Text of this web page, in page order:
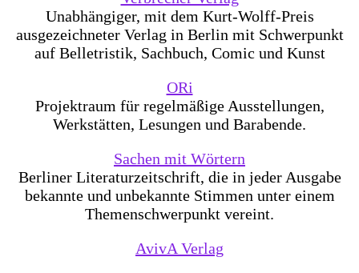
Unabhängiger, mit dem Kurt-Wolff-Preis
ausgezeichneter Verlag in Berlin mit Schwerpunkt
auf Belletristik, Sachbuch, Comic und Kunst
ORi
Projektraum für regelmäßige Ausstellungen,
Werkstätten, Lesungen und Barabende.
Sachen mit Wörtern
Berliner Literaturzeitschrift, die in jeder Ausgabe
bekannte und unbekannte Stimmen unter einem
Themenschwerpunkt vereint.
AvivA Verlag